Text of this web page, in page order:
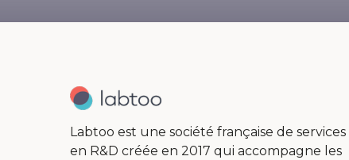
Labtoo est une société française de services
en R&D créée en 2017 qui accompagne les